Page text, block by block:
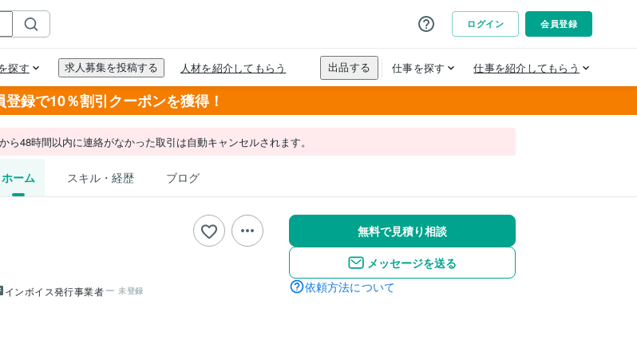
登録で10％割引クーポンを獲得！
48時間以内に連絡がなかった取引は自動キャンセルされます。
ホーム スキル・経歴 ブログ
インボイス発行事業者 未登録
無料で見積り相談
メッセージを送る
依頼方法について